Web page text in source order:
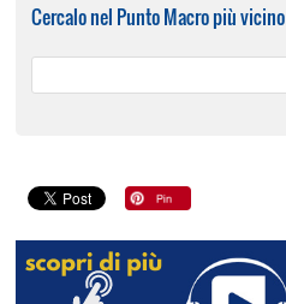
Cercalo nel Punto Macro più vicino